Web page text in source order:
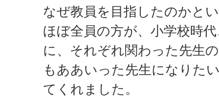
なぜ教員を目指したのかと
ほぼ全員の方が、小学校時
に、それぞれ関わった先生
もああいった先生になりた
てくれました。